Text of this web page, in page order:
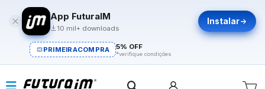
App FuturaIM
10 mil+ downloads
Instalar
PRIMEIRACOMPRA 5% OFF
*verifique condições